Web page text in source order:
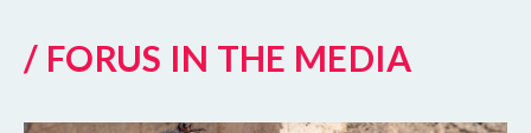
/ FORUS IN THE MEDIA